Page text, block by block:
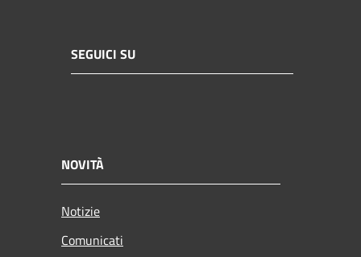
SEGUICI SU
NOVITÀ
Notizie
Comunicati